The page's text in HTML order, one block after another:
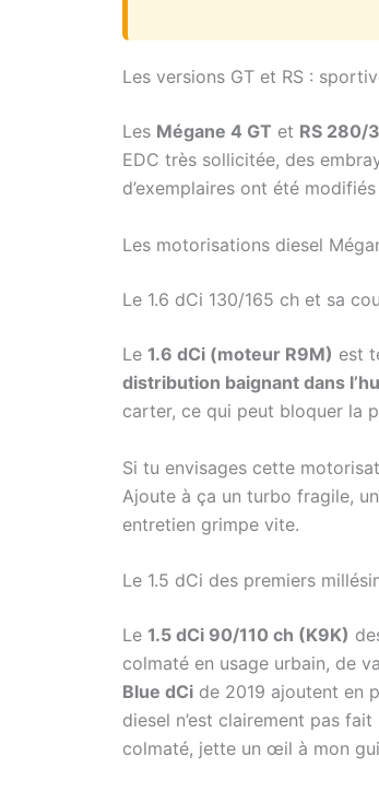
Les versions GT et RS :
Les Mégane 4 GT et RS 280/
EDC très sollicitée, des
d’exemplaires ont été
Les motorisations diesel
Le 1.6 dCi 130/165 ch et sa
Le 1.6 dCi (moteur R9M) est
distribution baignant dans
carter, ce qui peut bloquer la
Si tu envisages cette
Ajoute à ça un turbo fragile,
entretien grimpe vite.
Le 1.5 dCi des premiers
Le 1.5 dCi 90/110 ch (K9K)
colmaté en usage urbain, de
Blue dCi de 2019 ajoutent en
diesel n’est clairement pas
colmaté, jette un œil à mon